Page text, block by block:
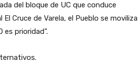
del bloque de UC que conduce
Cruce de Varela, el Pueblo se moviliza
es prioridad”.